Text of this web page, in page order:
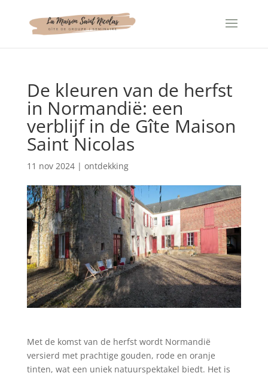
De kleuren van de herfst
in Normandië: een
verblijf in de Gîte Maison
Saint Nicolas
11 nov 2024| ontdekking
Met de komst van de herfst wordt Normandië
versierd met prachtige gouden, rode en oranje
tinten, wat een uniek natuurspektakel biedt. Het is